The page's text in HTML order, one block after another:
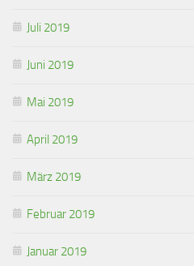
Juli 2019
Juni 2019
Mai 2019
April 2019
März 2019
Februar 2019
Januar 2019